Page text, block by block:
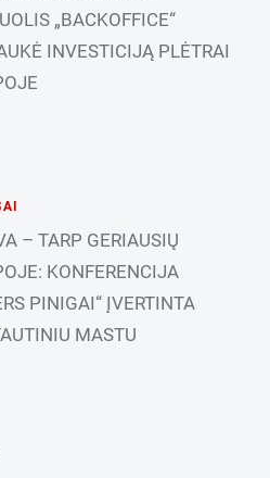
„BACKOFFICE“
INVESTICIJĄ PLĖTRAI
– TARP GERIAUSIŲ
KONFERENCIJA
PINIGAI“ ĮVERTINTA
MASTU